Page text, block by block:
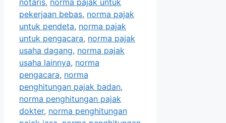
notaris, norma pajak untuk
pekerjaan bebas, norma pajak
untuk pendeta, norma pajak
untuk pengacara, norma pajak
usaha dagang, norma pajak
usaha lainnya, norma
pengacara, norma
penghitungan pajak badan,
norma penghitungan pajak
dokter, norma penghitungan